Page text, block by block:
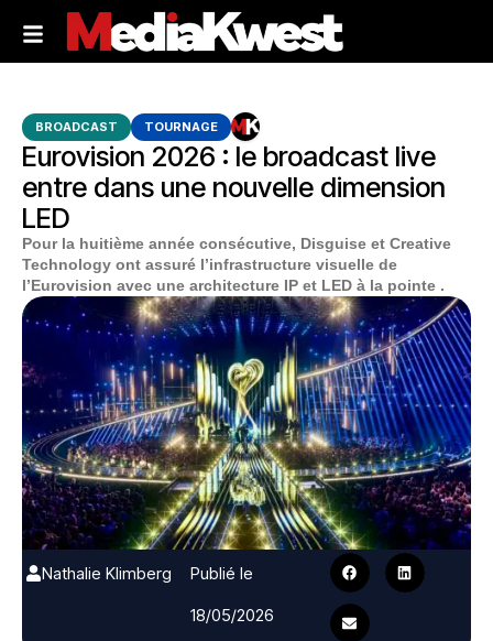
BROADCAST TOURNAGE
Eurovision 2026 : le broadcast live
entre dans une nouvelle dimension
LED
Pour la huitième année consécutive, Disguise et Creative
Technology ont assuré l’infrastructure visuelle de
l’Eurovision avec une architecture IP et LED à la pointe .
Nathalie Klimberg
Publié le
18/05/2026